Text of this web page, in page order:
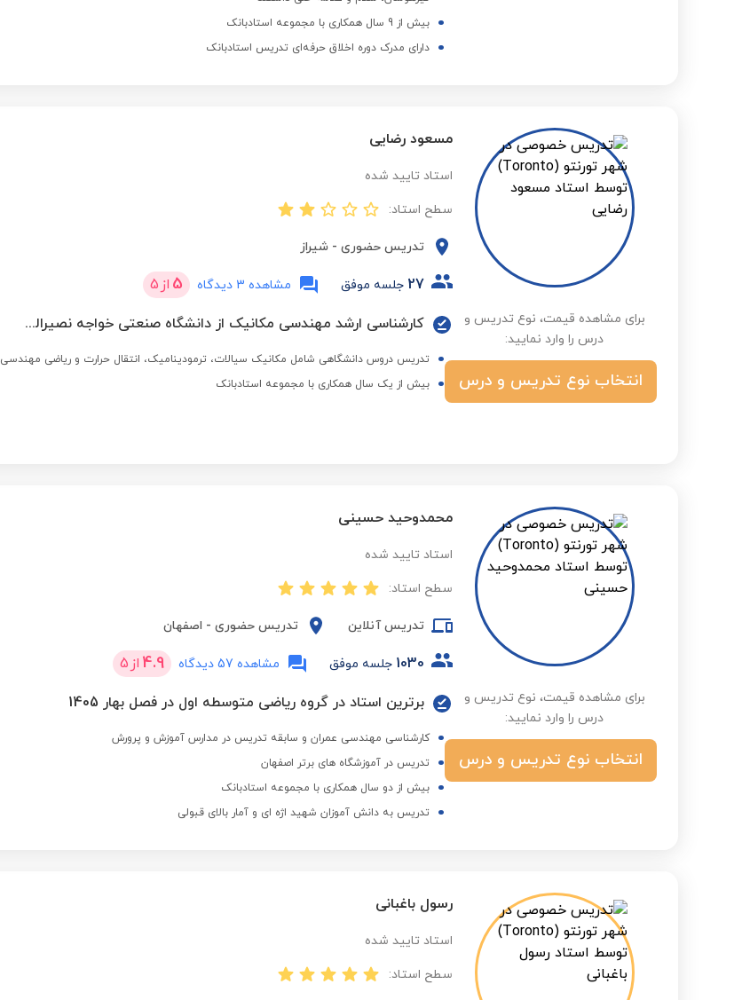
بیش از 9 سال همکاری با مجموعه استادبانک
دارای مدرک دوره اخلاق حرفه‌ای تدریس استادبانک
برای مشاهده قیمت، نوع تدریس و
درس را وارد نمایید:
انتخاب نوع تدریس و درس
مسعود رضایی
استاد تایید شده
سطح استاد:
تدریس حضوری - شیراز
27 جلسه موفق مشاهده 3 دیدگاه 5 از 5
کارشناسی ارشد مهندسی مکانیک از دانشگاه صنعتی خواجه نصیرالدین طوسی
تدریس دروس دانشگاهی شامل مکانیک سیالات، ترمودینامیک، انتقال حرارت و ریاضی مهندسی
بیش از یک سال همکاری با مجموعه استادبانک
برای مشاهده قیمت، نوع تدریس و
درس را وارد نمایید:
انتخاب نوع تدریس و درس
محمدوحید حسینی‌
استاد تایید شده
سطح استاد:
تدریس آنلاین تدریس حضوری - اصفهان
1030 جلسه موفق مشاهده 57 دیدگاه 4.9 از 5
برترین استاد در گروه ریاضی متوسطه اول در فصل بهار 1405
کارشناسی مهندسی عمران و سابقه تدریس در مدارس آموزش و پرورش
تدریس در آموزشگاه های برتر اصفهان
بیش از دو سال همکاری با مجموعه استادبانک
تدریس به دانش آموزان شهید اژه ای و آمار بالای قبولی
رسول باغبانی
استاد تایید شده
سطح استاد: